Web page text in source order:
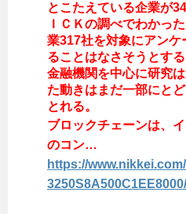
とこたえている企業が
ＩＣＫの調べでわかっ
業317社を対象にアン
ることはなさそうとす
金融機関を中心に研究
た動きはまだ一部にと
とれる。
ブロックチェーンは、
のコン…
https://
3250S8A500C1EE8000/